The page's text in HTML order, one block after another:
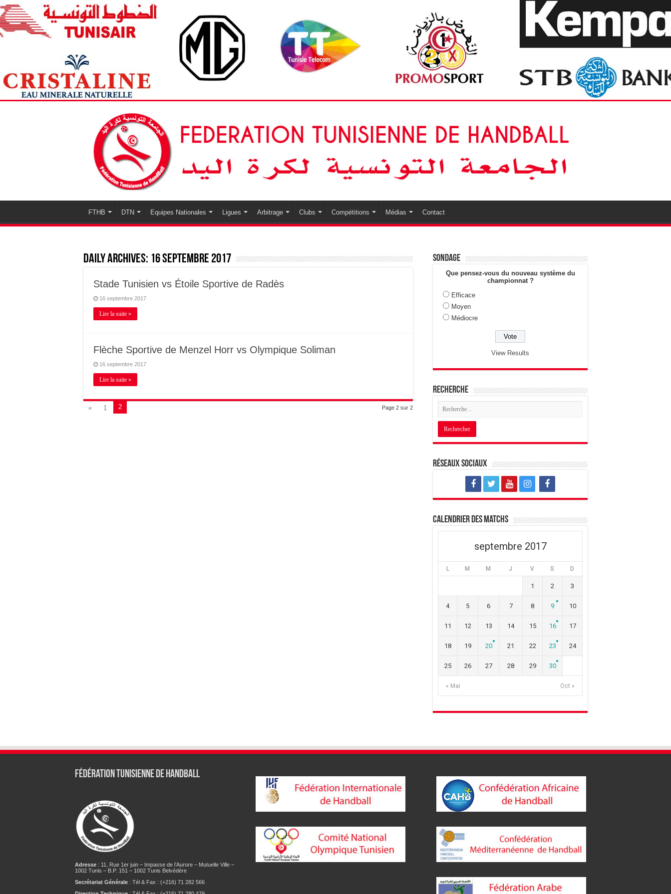
FTHB DTN Equipes Nationales Ligues Arbitrage Clubs Compétitions Médias Contact
Daily Archives: 16 septembre 2017
Stade Tunisien vs Étoile Sportive de Radès
16 septembre 2017
Lire la suite »
Flèche Sportive de Menzel Horr vs Olympique Soliman
16 septembre 2017
Lire la suite »
Page 2 sur 2
« 1 2
Sondage
Que pensez-vous du nouveau système du
championnat ?
Efficace
Moyen
Médiocre
View Results
Recherche
Réseaux sociaux
Calendrier des matchs
septembre 2017
L M M J V S D
« Mai Oct »
1 2 3
4 5 6 7 8 9 10
11 12 13 14 15 16 17
18 19 20 21 22 23 24
25 26 27 28 29 30
Fédération tunisienne de Handball
Adresse: 11, Rue 1er juin – Impasse de l’Aurore – Mutuelle Ville –
1002 Tunis – B.P. 151 – 1002 Tunis Belvédère
Secrétariat Générale: Tél & Fax : (+216) 71 282 566